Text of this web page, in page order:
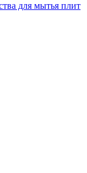
для мытья плит